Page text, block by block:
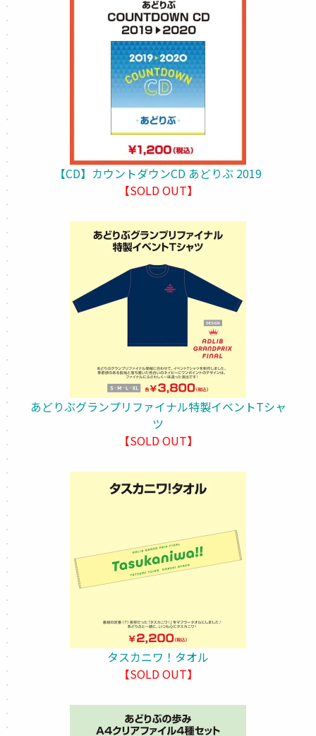
【CD】カウントダウンCD あどりぶ 2019
【SOLD OUT】
あどりぶグランプリファイナル特製イベントTシャ
ツ
【SOLD OUT】
タスカニワ！タオル
【SOLD OUT】